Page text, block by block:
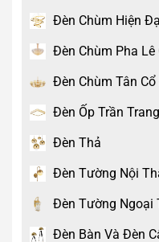
Đèn Chùm Hiện
Đèn Chùm Pha Lê
Đèn Chùm Tân
Đèn Ốp Trần
Đèn Thả
Đèn Tường Nội
Đèn Tường Ngoại
Đèn Bàn Và Đèn